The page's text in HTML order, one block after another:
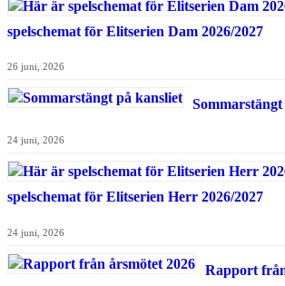
spelschemat för Elitserien Dam 2026/2027
26 juni, 2026
24 juni, 2026
spelschemat för Elitserien Herr 2026/2027
24 juni, 2026
Rapport